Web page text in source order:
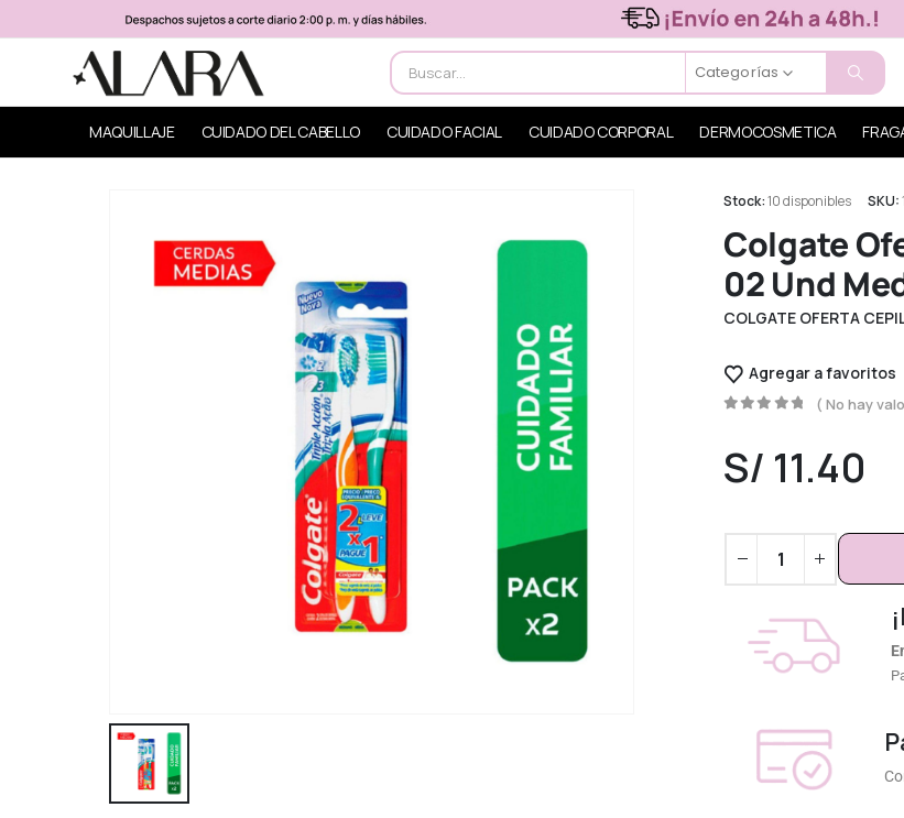
Categorías
MAQUILLAJE CUIDADO DEL CABELLO CUIDADO FACIAL CUIDADO CORPORAL DERMOCOSMETICA
Stock:10 disponibles SKU:
Colgate
02 Und
COLGATE OFERTA
Agregar a favoritos
( No hay
S/ 11.40